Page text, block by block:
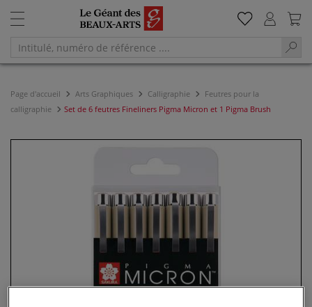
Page d'accueil Arts Graphiques Calligraphie
Feutres pour la
calligraphie
Set de 6 feutres Fineliners Pigma Micron et 1 Pigma Brush